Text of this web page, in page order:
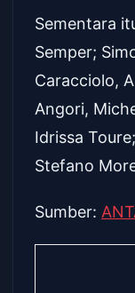
Sementara
Semper;
Caracciolo,
Angori,
Idrissa
Stefano
Sumber: